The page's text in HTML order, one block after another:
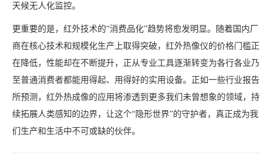
天候无人化监控。
更重要的是，红外技术的“消费品化”趋势将愈发明显。随着国内厂
商在核心技术和规模化生产上取得突破，红外热像仪的价格门槛正
在降低，性能却在不断提升，正从专业工具逐渐转变为各行各业乃
至普通消费者都能用得起、用得好的实用设备。正如一些行业报告
所预测，红外热成像的应用将渗透到更多我们未曾想象的领域，持
续拓展人类感知的边界，让这个“隐形世界”的守护者，真正成为我
们生产和生活中不可或缺的伙伴。